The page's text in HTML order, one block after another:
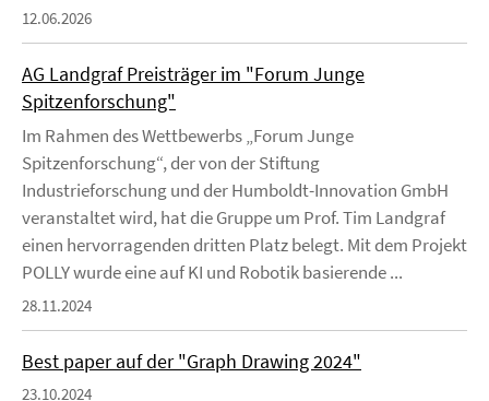
12.06.2026
AG Landgraf Preisträger im "Forum Junge
Spitzenforschung"
Im Rahmen des Wettbewerbs „Forum Junge
Spitzenforschung“, der von der Stiftung
Industrieforschung und der Humboldt-Innovation GmbH
veranstaltet wird, hat die Gruppe um Prof. Tim Landgraf
einen hervorragenden dritten Platz belegt. Mit dem Projekt
POLLY wurde eine auf KI und Robotik basierende ...
28.11.2024
Best paper auf der "Graph Drawing 2024"
23.10.2024